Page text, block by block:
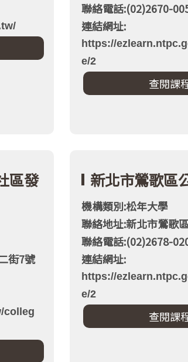
聯絡電話:(02)2670-
連結網址:
https://
e/2
區發
街7號
colleg
新北市鶯歌區
機構類別:松年大學
聯絡地址:新北市鶯歌
聯絡電話:(02)2678-
連結網址:
https://
e/2